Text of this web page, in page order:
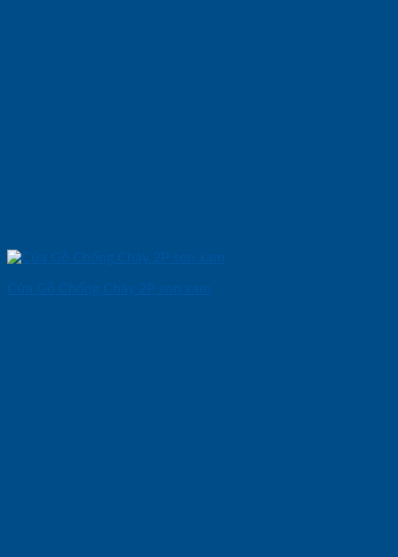
Cửa Gỗ Chống Cháy 2P son xam